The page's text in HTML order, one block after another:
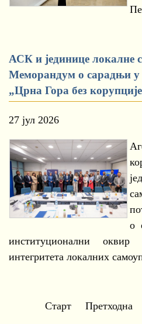
АСК и јединице локалне
Меморандум о сарадњи
„Црна Гора без
27 јул 2026
о
институционални оквир
интегритета локалних
Старт Претходна